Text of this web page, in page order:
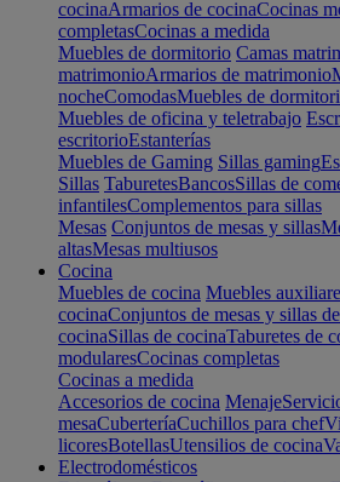
cocinaArmarios de cocinaCocinas
completasCocinas a medida
Muebles de dormitorio Camas
matrimonioArmarios de matrimonio
nocheComodasMuebles de
Muebles de oficina y teletrabajo
escritorioEstanterías
Muebles de Gaming Sillas gaming
Sillas TaburetesBancosSillas de
infantilesComplementos para sillas
Mesas Conjuntos de mesas y sillas
altasMesas multiusos
Cocina
Muebles de cocina Muebles
cocinaConjuntos de mesas y sillas
cocinaSillas de cocinaTaburetes de
modularesCocinas completas
Cocinas a medida
Accesorios de cocina Menaje
mesaCuberteríaCuchillos para chef
licoresBotellasUtensilios de cocina
Electrodomésticos